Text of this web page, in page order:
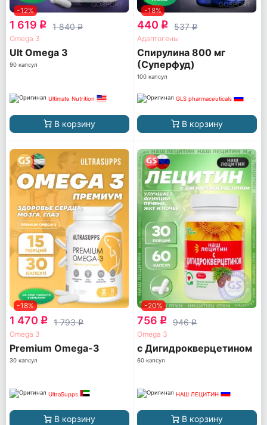
-12%
1 619 q 1 840q
Omega 3
Ult Omega 3
90 капсул
Ultimate Nutrition
В корзину
-18%
440 q 537q
Адаптогены
Спирулина 800 мг
(Суперфуд)
100 капсул
GLS pharmaceuticals
В корзину
-18%
1 470 q 1 793q
Omega 3
Premium Omega-3
30 капсул
UltraSupps
В корзину
-20%
756 q 946q
Omega 3
с Дигидрокверцетином
60 капсул
НАШ ЛЕЦИТИН
В корзину